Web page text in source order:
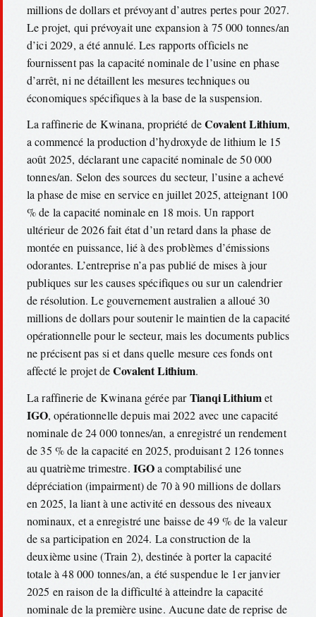
millions de dollars et prévoyant d’autres pertes pour 2027.
Le projet, qui prévoyait une expansion à 75 000 tonnes/an
d’ici 2029, a été annulé. Les rapports officiels ne
fournissent pas la capacité nominale de l’usine en phase
d’arrêt, ni ne détaillent les mesures techniques ou
économiques spécifiques à la base de la suspension.
La raffinerie de Kwinana, propriété deCovalent Lithium,
a commencé la production d’hydroxyde de lithium le 15
août 2025, déclarant une capacité nominale de 50 000
tonnes/an. Selon des sources du secteur, l’usine a achevé
la phase de mise en service en juillet 2025, atteignant 100
% de la capacité nominale en 18 mois. Un rapport
ultérieur de 2026 fait état d’un retard dans la phase de
montée en puissance, lié à des problèmes d’émissions
odorantes. L’entreprise n’a pas publié de mises à jour
publiques sur les causes spécifiques ou sur un calendrier
de résolution. Le gouvernement australien a alloué 30
millions de dollars pour soutenir le maintien de la capacité
opérationnelle pour le secteur, mais les documents publics
ne précisent pas si et dans quelle mesure ces fonds ont
affecté le projet deCovalent Lithium.
La raffinerie de Kwinana gérée parTianqi Lithiumet
IGO, opérationnelle depuis mai 2022 avec une capacité
nominale de 24 000 tonnes/an, a enregistré un rendement
de 35 % de la capacité en 2025, produisant 2 126 tonnes
au quatrième trimestre. IGOa comptabilisé une
dépréciation (impairment) de 70 à 90 millions de dollars
en 2025, la liant à une activité en dessous des niveaux
nominaux, et a enregistré une baisse de 49 % de la valeur
de sa participation en 2024. La construction de la
deuxième usine (Train 2), destinée à porter la capacité
totale à 48 000 tonnes/an, a été suspendue le 1er janvier
2025 en raison de la difficulté à atteindre la capacité
nominale de la première usine. Aucune date de reprise de